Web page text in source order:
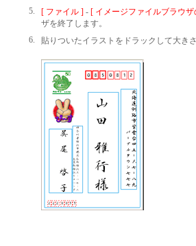
5.
[ ファイル ] - [ イメージファイルブラウザ
ザを終了します。
6.
貼りついたイラストをドラックして大き